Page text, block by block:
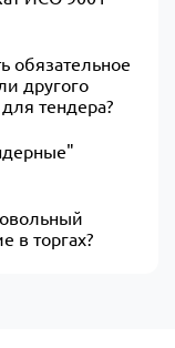
обязательное
другого
тендера?
в торгах?